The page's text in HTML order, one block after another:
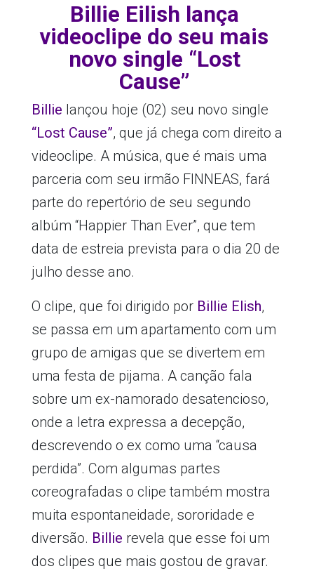
Billie Eilish lança
videoclipe do seu mais
novo single “Lost
Cause”
Billie lançou hoje (02) seu novo single
“Lost Cause”, que já chega com direito a
videoclipe. A música, que é mais uma
parceria com seu irmão FINNEAS, fará
parte do repertório de seu segundo
albúm “Happier Than Ever”, que tem
data de estreia prevista para o dia 20 de
julho desse ano.
O clipe, que foi dirigido por Billie Elish,
se passa em um apartamento com um
grupo de amigas que se divertem em
uma festa de pijama. A canção fala
sobre um ex-namorado desatencioso,
onde a letra expressa a decepção,
descrevendo o ex como uma “causa
perdida”. Com algumas partes
coreografadas o clipe também mostra
muita espontaneidade, sororidade e
diversão. Billie revela que esse foi um
dos clipes que mais gostou de gravar.